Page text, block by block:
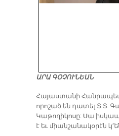
ԱՐԱ ԳՕՉՈՒՆԵԱՆ
​Հայաստանի
որոշած են դատել Տ.Տ.
Կաթողիկոսը: Սա
է եւ միանշանակօրէն